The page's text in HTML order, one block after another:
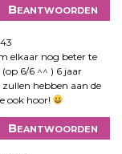
Beantwoorden
elkaar nog beter te
6/6 ^^ ) 6 jaar
hebben aan de
ook hoor!
Beantwoorden